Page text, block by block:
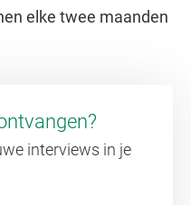
elke twee maanden
interviews in je